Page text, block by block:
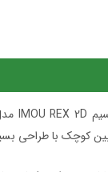
کوچک با طراحی